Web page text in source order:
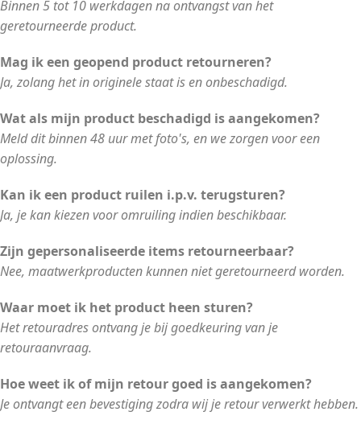
Binnen 5 tot 10 werkdagen na ontvangst van het
geretourneerde product.
Mag ik een geopend product retourneren?
Ja, zolang het in originele staat is en onbeschadigd.
Wat als mijn product beschadigd is aangekomen?
Meld dit binnen 48 uur met foto's, en we zorgen voor een
oplossing.
Kan ik een product ruilen i.p.v. terugsturen?
Ja, je kan kiezen voor omruiling indien beschikbaar.
Zijn gepersonaliseerde items retourneerbaar?
Nee, maatwerkproducten kunnen niet geretourneerd worden.
Waar moet ik het product heen sturen?
Het retouradres ontvang je bij goedkeuring van je
retouraanvraag.
Hoe weet ik of mijn retour goed is aangekomen?
Je ontvangt een bevestiging zodra wij je retour verwerkt hebben.